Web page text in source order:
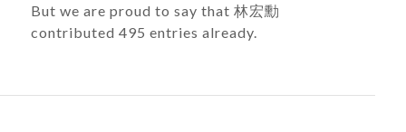
But we are proud to say that 林宏勳
contributed 495 entries already.